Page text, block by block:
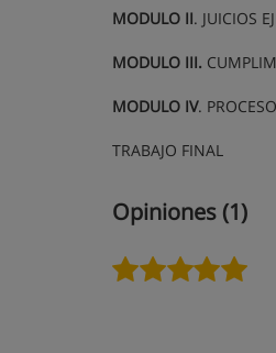
MODULO II. JUICIOS
MODULO III.
MODULO IV.
TRABAJO FINAL
Opiniones (1)